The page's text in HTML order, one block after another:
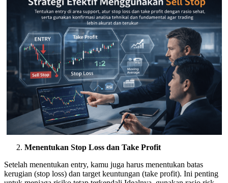
Menentukan Stop Loss dan Take Profit
Setelah menentukan entry, kamu juga harus menentukan batas
kerugian (stop loss) dan target keuntungan (take profit). Ini penting